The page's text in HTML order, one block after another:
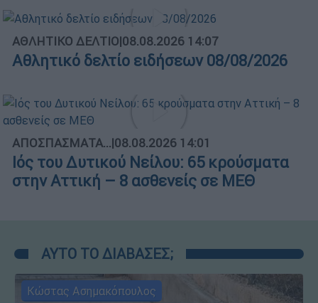
ΑΘΛΗΤΙΚΟ ΔΕΛΤΙΟ|08.08.2026 14:07
Αθλητικό δελτίο ειδήσεων 08/08/2026
ΑΠΟΣΠΑΣΜΑΤΑ...|08.08.2026 14:01
Ιός του Δυτικού Νείλου: 65 κρούσματα
στην Αττική – 8 ασθενείς σε ΜΕΘ
ΑΥΤΟ ΤΟ ΔΙΑΒΑΣΕΣ;
Κώστας Ασημακόπουλος